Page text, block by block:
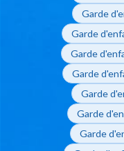
Garde
Garde
Garde
Garde
Garde
Garde
Garde